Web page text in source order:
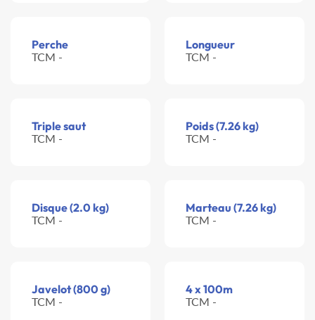
Perche
TCM -
Longueur
TCM -
Triple saut
TCM -
Poids (7.26 kg)
TCM -
Disque (2.0 kg)
TCM -
Marteau (7.26 kg)
TCM -
Javelot (800 g)
TCM -
4 x 100m
TCM -